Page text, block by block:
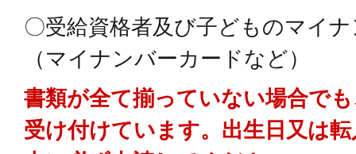
〇受給資格者及び子どものマイ
（マイナンバーカードなど）
書類が全て揃っていない場合で
受け付けています。出生日又は